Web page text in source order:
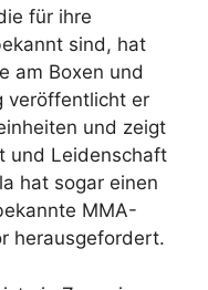
für ihre
sind, hat
am Boxen und
veröffentlicht er
und zeigt
und Leidenschaft
hat sogar einen
MMA-
herausgefordert.